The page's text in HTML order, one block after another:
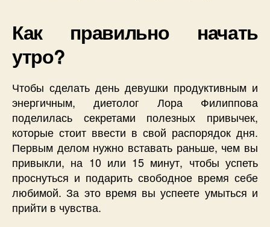
Как правильно начать
утро?
Чтобы сделать день девушки продуктивным и
энергичным, диетолог Лора Филиппова
поделилась секретами полезных привычек,
которые стоит ввести в свой распорядок дня.
Первым делом нужно вставать раньше, чем вы
привыкли, на 10 или 15 минут, чтобы успеть
проснуться и подарить свободное время себе
любимой. За это время вы успеете умыться и
прийти в чувства.